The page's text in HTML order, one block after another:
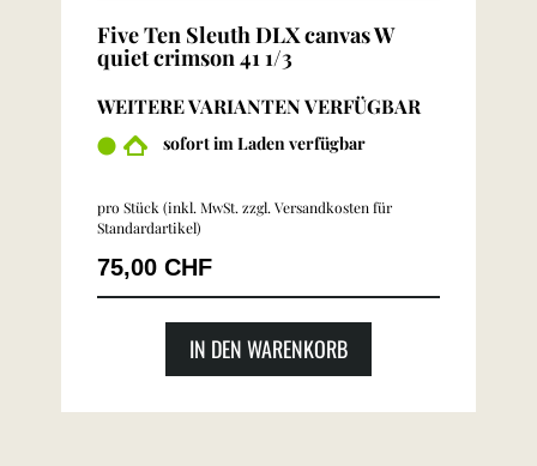
Five Ten Sleuth DLX canvas W
quiet crimson 41 1/3
WEITERE VARIANTEN VERFÜGBAR
sofort im Laden verfügbar
pro Stück (inkl. MwSt. zzgl. Versandkosten für
Standardartikel)
75,00 CHF
IN DEN WARENKORB